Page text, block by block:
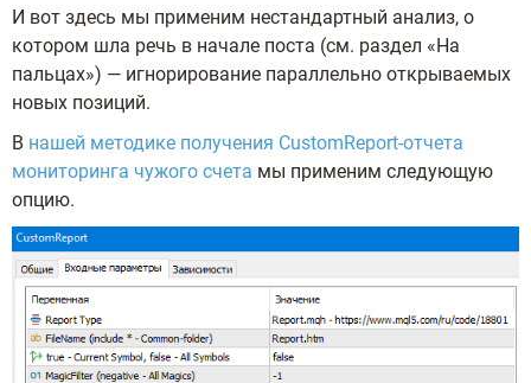
И вот здесь мы применим нестандартный анализ, о
котором шла речь в начале поста (см. раздел «На
пальцах») — игнорирование параллельно открываемых
новых позиций.
В нашей методике получения CustomReport-отчета
мониторинга чужого счета мы применим следующую
опцию.